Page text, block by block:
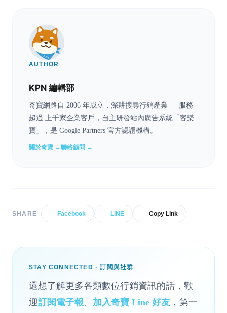
AUTHOR
KPN 編輯部
奇寶網路自 2006 年成立，深耕搜尋行銷產業 — 服務
超過 上千家企業客戶，自主研發站內廣告系統「客樂
寶」，是 Google Partners 官方認證機構。
關於奇寶 →聯絡顧問 →
SHARE Facebook LINE Copy Link
STAY CONNECTED · 訂閱與社群
還想了解更多各類數位行銷資訊的話，歡
迎訂閱電子報、 加入奇寶 Line 好友 ，第一